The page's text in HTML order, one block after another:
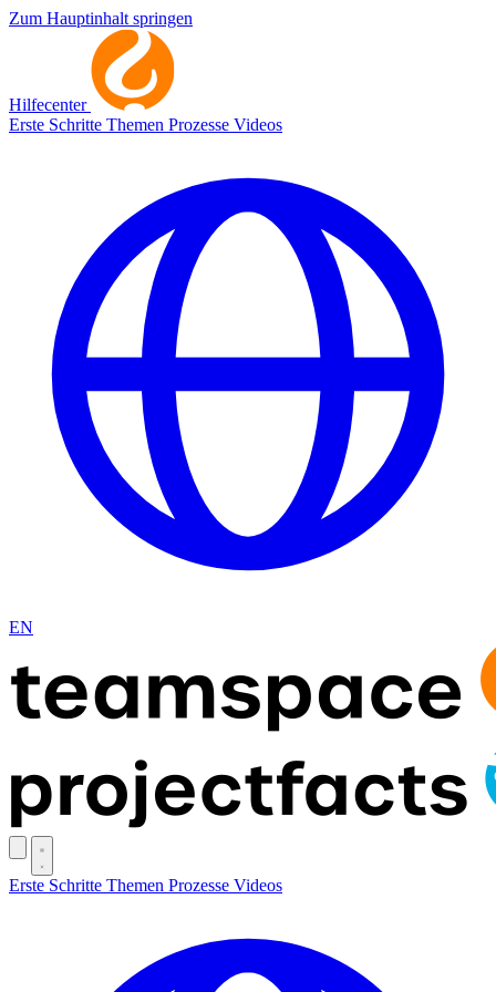
Zum Hauptinhalt springen
Hilfecenter
Erste Schritte Themen Prozesse Videos
EN
Erste Schritte Themen Prozesse Videos